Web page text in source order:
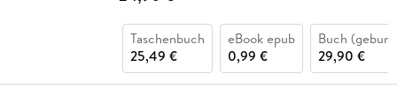
Taschenbuch
25,49 €
eBook epub
0,99 €
Buch
29,90 €